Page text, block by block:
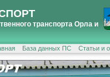
транспорта Орла и
База данных ПС Статьи и